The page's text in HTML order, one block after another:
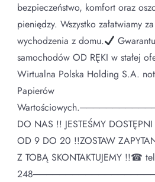
bezpieczeństwo, komfort oraz
pieniędzy. Wszystko załatwiamy
wychodzenia z domu.
samochodów OD RĘKI w stałej
Wirtualna Polska Holding S.A.
Papierów
DO NAS !! JESTEŚMY
OD 9 DO 20 !!ZOSTAW
Z TOBĄ SKONTAKTUJEMY !!☎